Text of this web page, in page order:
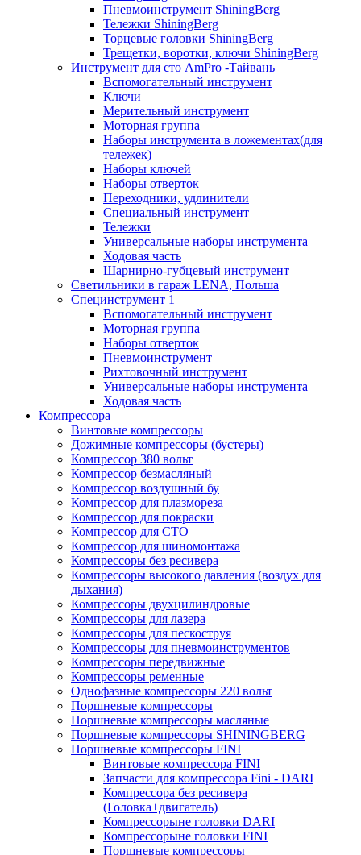
Пневмоинструмент ShiningBerg
Тележки ShiningBerg
Торцевые головки ShiningBerg
Трещетки, воротки, ключи ShiningBerg
Инструмент для сто AmPro -Тайвань
Вспомогательный инструмент
Ключи
Мерительный инструмент
Моторная группа
Наборы инструмента в ложементах(для
тележек)
Наборы ключей
Наборы отверток
Переходники, удлинители
Специальный инструмент
Тележки
Универсальные наборы инструмента
Ходовая часть
Шарнирно-губцевый инструмент
Светильники в гараж LENA, Польша
Специнструмент 1
Вспомогательный инструмент
Моторная группа
Наборы отверток
Пневмоинструмент
Рихтовочный инструмент
Универсальные наборы инструмента
Ходовая часть
Компрессора
Винтовые компрессоры
Дожимные компрессоры (бустеры)
Компрессор 380 вольт
Компрессор безмасляный
Компрессор воздушный бу
Компрессор для плазмореза
Компрессор для покраски
Компрессор для СТО
Компрессор для шиномонтажа
Компрессоры без ресивера
Компрессоры высокого давления (воздух для
дыхания)
Компрессоры двухцилиндровые
Компрессоры для лазера
Компрессоры для пескоструя
Компрессоры для пневмоинструментов
Компрессоры передвижные
Компрессоры ременные
Однофазные компрессоры 220 вольт
Поршневые компрессоры
Поршневые компрессоры масляные
Поршневые компрессоры SHININGBERG
Поршневые компрессоры FINI
Винтовые компрессора FINI
Запчасти для компрессора Fini - DARI
Компрессора без ресивера
(Головка+двигатель)
Компрессорыне головки DARI
Компрессорыне головки FINI
Поршневые компрессоры